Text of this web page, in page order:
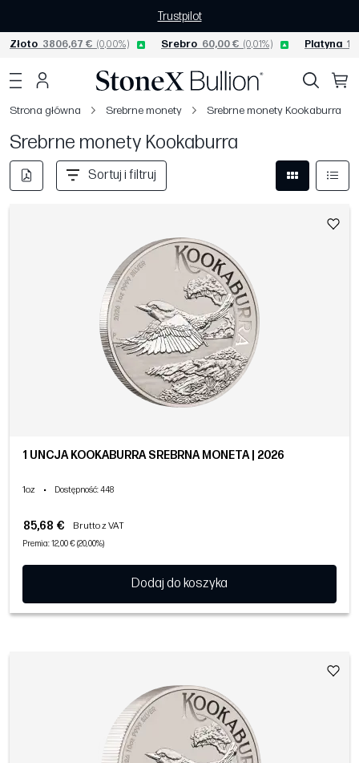
Trustpilot
Złoto 3806,67 € (0,00%) Srebro 60,00 € (0,01%) Platyna
Strona główna Srebrne monety Srebrne monety Kookaburra
Srebrne monety Kookaburra
Sortuj i filtruj
1 UNCJA KOOKABURRA SREBRNA MONETA | 2026
1oz • Dostępność: 448
85,68 € Brutto z VAT
Premia: 12,00 € (20,00%)
Dodaj do koszyka